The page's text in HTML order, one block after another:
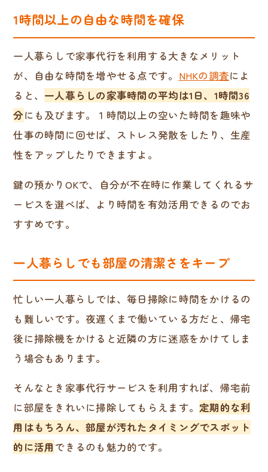
1時間以上の自由な時間を確保
一人暮らしで家事代行を利用する大きなメリット
が、自由な時間を増やせる点です。 NHKの調査によ
ると、 一人暮らしの家事時間の平均は1日、1時間36
分にも及びます。１時間以上の空いた時間を趣味や
仕事の時間に回せば、ストレス発散をしたり、生産
性をアップしたりできますよ。
鍵の預かりOKで、自分が不在時に作業してくれるサ
ービスを選べば、より時間を有効活用できるのでお
すすめです。
一人暮らしでも部屋の清潔さをキープ
忙しい一人暮らしでは、毎日掃除に時間をかけるの
も難しいです。夜遅くまで働いている方だと、帰宅
後に掃除機をかけると近隣の方に迷惑をかけてしま
う場合もあります。
そんなとき家事代行サービスを利用すれば、帰宅前
に部屋をきれいに掃除してもらえます。定期的な利
用はもちろん、部屋が汚れたタイミングでスポット
的に活用できるのも魅力的です。